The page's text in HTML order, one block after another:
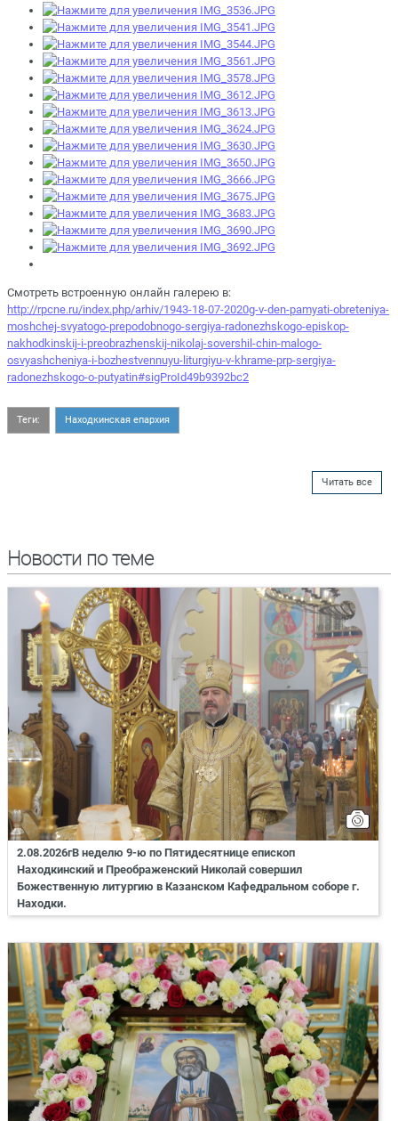
Смотреть встроенную онлайн галерею в:
http://rpcne.ru/index.php/arhiv/1943-18-07-2020g-v-den-pamyati-obreteniya-
moshchej-svyatogo-prepodobnogo-sergiya-radonezhskogo-episkop-
nakhodkinskij-i-preobrazhenskij-nikolaj-sovershil-chin-malogo-
osvyashcheniya-i-bozhestvennuyu-liturgiyu-v-khrame-prp-sergiya-
radonezhskogo-o-putyatin#sigProId49b9392bc2
Теги: Находкинская епархия
Читать все
Новости по теме
2.08.2026гВ неделю 9-ю по Пятидесятнице епископ
Находкинский и Преображенский Николай совершил
Божественную литургию в Казанском Кафедральном соборе г.
Находки.